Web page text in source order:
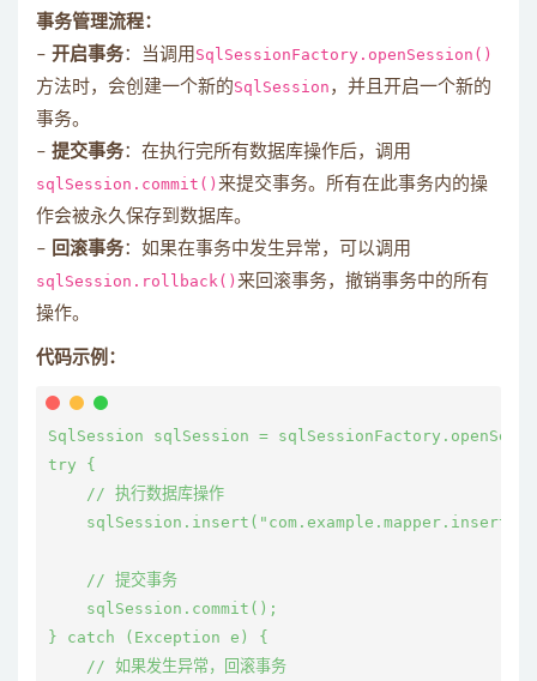
事务管理流程：
– 开启事务：当调用 SqlSessionFactory.openSession()
方法时，会创建一个新的SqlSession ，并且开启一个新的
事务。
– 提交事务：在执行完所有数据库操作后，调用
sqlSession.commit() 来提交事务。所有在此事务内的操
作会被永久保存到数据库。
– 回滚事务：如果在事务中发生异常，可以调用
sqlSession.rollback() 来回滚事务，撤销事务中的所有
操作。
代码示例：
SqlSession sqlSession =
try {
    // 执行数据库操作
    // 提交事务
    sqlSession.commit();
} catch (Exception e) {
    // 如果发生异常，回滚事务